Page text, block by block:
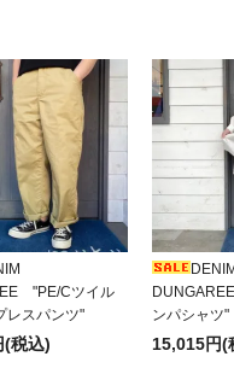
"PE/Cツイル
レスパンツ"
(税込)
ンパシャツ"
15,015円(